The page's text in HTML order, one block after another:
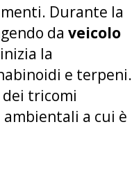
Durante la
da veicolo
la
e terpeni.
tricomi
a cui è